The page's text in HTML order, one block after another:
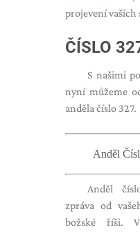
projevení vašich
ČÍSLO
S našimi
nyní můžeme
anděla číslo 327.
Anděl
Anděl
zpráva od
božské říši.